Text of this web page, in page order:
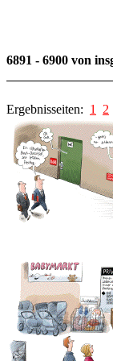
6891 - 6900 von
Ergebnisseiten: 1 2